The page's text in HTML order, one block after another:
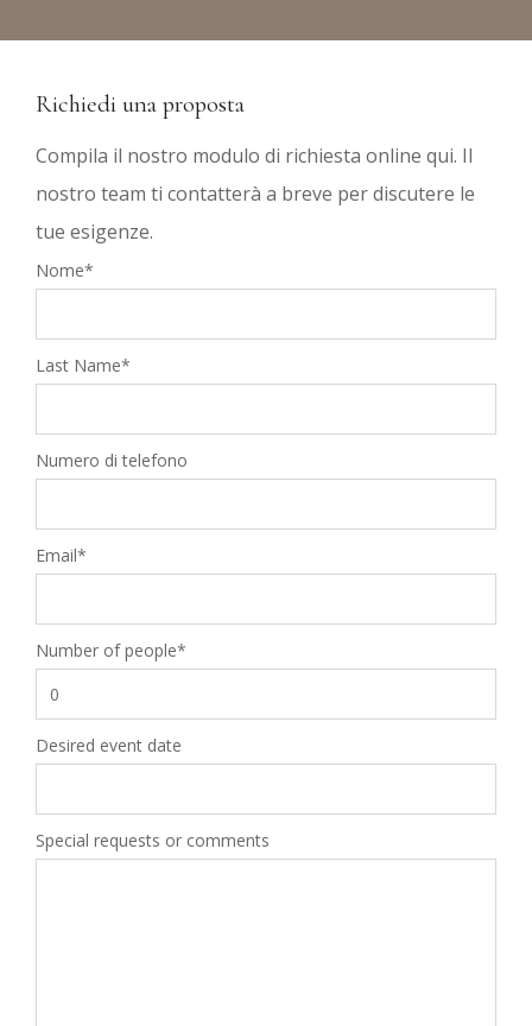
Richiedi una proposta
Compila il nostro modulo di richiesta online qui. Il
nostro team ti contatterà a breve per discutere le
tue esigenze.
Nome*
Last Name*
Numero di telefono
Email*
Number of people*
Desired event date
Special requests or comments